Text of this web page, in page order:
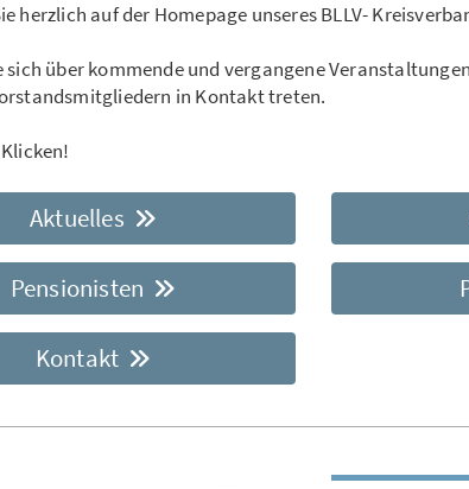
herzlich auf der Homepage unseres BLLV-
sich über kommende und vergangene
in Kontakt treten.
Aktuelles
Pensionisten
Kontakt